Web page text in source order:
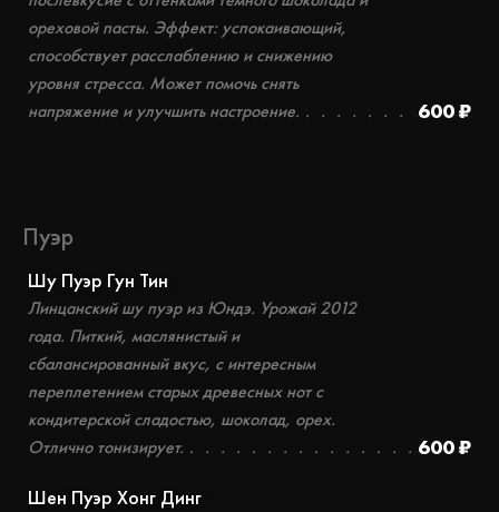
ореховой пасты. Эффект: успокаивающий,
способствует расслаблению и снижению
уровня стресса. Может помочь снять
напряжение и улучшить настроение.
600 ₽
Пуэр
Шу Пуэр Гун Тин
Линцанский шу пуэр из Юндэ. Урожай 2012
года. Питкий, маслянистый и
сбалансированный вкус, с интересным
переплетением старых древесных нот с
кондитерской сладостью, шоколад, орех.
Отлично тонизирует.
600 ₽
Шен Пуэр Хонг Динг